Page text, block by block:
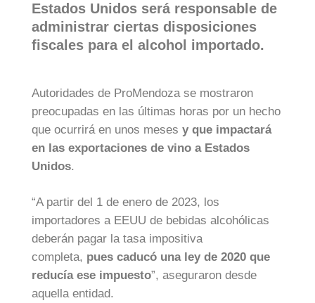
Estados Unidos será responsable de
administrar ciertas disposiciones
fiscales para el alcohol importado.
Autoridades de ProMendoza se mostraron
preocupadas en las últimas horas por un hecho
que ocurrirá en unos meses y que impactará
en las exportaciones de vino a Estados
Unidos.
“A partir del 1 de enero de 2023, los
importadores a EEUU de bebidas alcohólicas
deberán pagar la tasa impositiva
completa, pues caducó una ley de 2020 que
reducía ese impuesto”, aseguraron desde
aquella entidad.